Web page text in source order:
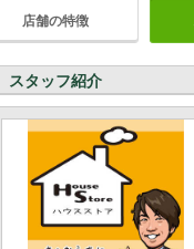
店舗の特徴
スタッフ紹介